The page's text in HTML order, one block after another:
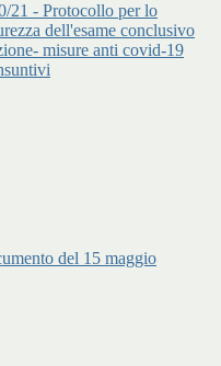
21 - Protocollo per lo
dell'esame conclusivo
misure anti covid-19
del 15 maggio